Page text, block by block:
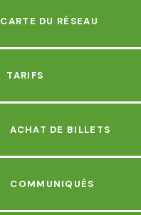
CARTE DU RÉSEAU
TARIFS
ACHAT DE BILLETS
COMMUNIQUÉS